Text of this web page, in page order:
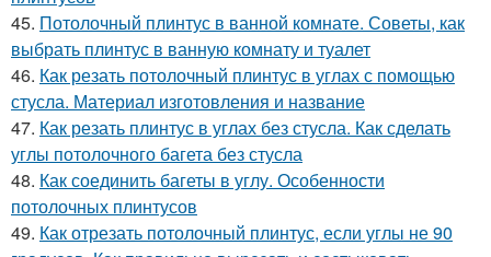
45. Потолочный плинтус в ванной комнате. Советы, как
выбрать плинтус в ванную комнату и туалет
46. Как резать потолочный плинтус в углах с помощью
стусла. Материал изготовления и название
47. Как резать плинтус в углах без стусла. Как сделать
углы потолочного багета без стусла
48. Как соединить багеты в углу. Особенности
потолочных плинтусов
49. Как отрезать потолочный плинтус, если углы не 90